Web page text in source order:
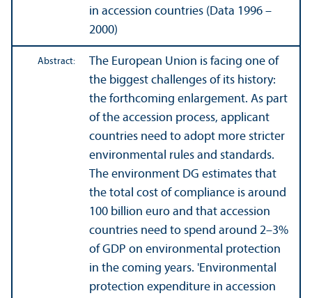
in accession countries (Data 1996 –
2000)
Abstract:
The European Union is facing one of
the biggest challenges of its history:
the forthcoming enlargement. As part
of the accession process, applicant
countries need to adopt more stricter
environmental rules and standards.
The environment DG estimates that
the total cost of compliance is around
100 billion euro and that accession
countries need to spend around 2–3%
of GDP on environmental protection
in the coming years. 'Environmental
protection expenditure in accession